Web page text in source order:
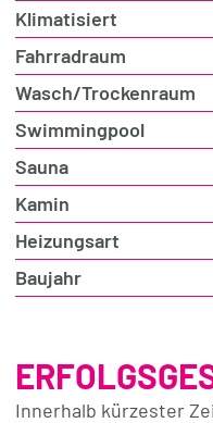
Klimatisiert
Fahrradraum
Wasch/Trockenraum
Swimmingpool
Sauna
Kamin
Heizungsart
Baujahr
Innerhalb kürzester